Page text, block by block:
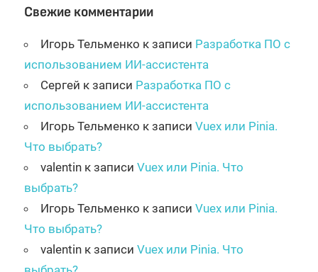
Свежие комментарии
Игорь Тельменко к записи Разработка ПО с
использованием ИИ-ассистента
Сергей к записи Разработка ПО с
использованием ИИ-ассистента
Игорь Тельменко к записи Vuex или Pinia.
Что выбрать?
valentin к записи Vuex или Pinia. Что
выбрать?
Игорь Тельменко к записи Vuex или Pinia.
Что выбрать?
valentin к записи Vuex или Pinia. Что